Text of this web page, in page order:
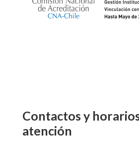
Contactos y
atención